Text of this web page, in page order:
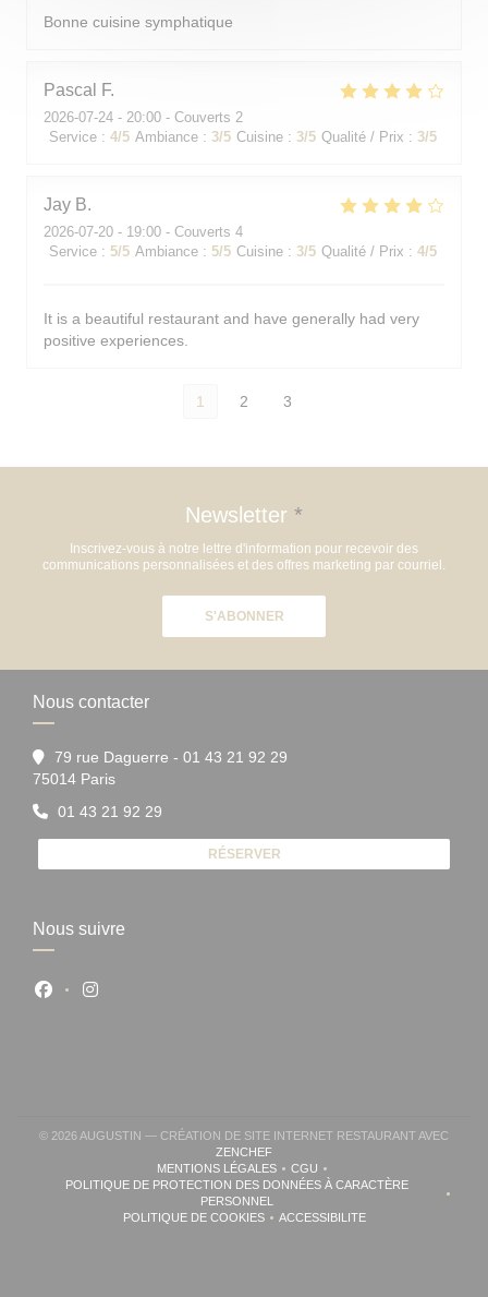
Bonne cuisine symphatique
Pascal F
2026-07-24 - 20:00 - Couverts 2
Service : 4/5 Ambiance : 3/5 Cuisine : 3/5 Qualité / Prix : 3/5
Jay B
2026-07-20 - 19:00 - Couverts 4
Service : 5/5 Ambiance : 5/5 Cuisine : 3/5 Qualité / Prix : 4/5
It is a beautiful restaurant and have generally had very
positive experiences.
1 2 3
Newsletter *
Inscrivez-vous à notre lettre d'information pour recevoir des
communications personnalisées et des offres marketing par courriel.
S'ABONNER
Nous contacter
79 rue Daguerre - 01 43 21 92 29
75014 Paris((ouvre une nouvelle fenêtre))
01 43 21 92 29
RÉSERVER
Nous suivre
Facebook ((ouvre une nouvelle fenêtre))
Instagram ((ouvre une nouvelle fenêtre))
© 2026 AUGUSTIN — CRÉATION DE SITE INTERNET RESTAURANT AVEC
ZENCHEF((OUVRE UNE NOUVELLE FENÊTRE))
MENTIONS LÉGALES((OUVRE UNE NOUVELLE FENÊTRE))
CGU((OUVRE UNE NOUVELLE
POLITIQUE DE PROTECTION DES DONNÉES À CARACTÈRE
PERSONNEL((OUVRE UNE NOUVELLE FENÊTRE))
POLITIQUE DE COOKIES((OUVRE UNE NOUVELLE FENÊTRE))
ACCESSIBILITE((OUVRE UNE NOUVELLE